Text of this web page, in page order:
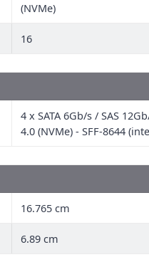
(NVMe)
16
4 x SATA 6Gb/s / SAS
4.0 (NVMe) - SFF-8644
16.765 cm
6.89 cm